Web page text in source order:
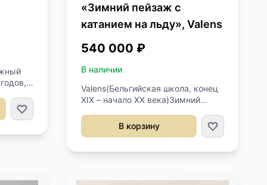
«Зимний пейзаж с
катанием на льду», Valens
540 000 ₽
В наличии
Valens(Бельгийская школа, конец
XIX – начало XX века)Зимний
1890–1910 гг.Масло, холстРазмер:
46 × 65 смПодпись внизу слева:
половина XX века)Многофигурная
В корзину